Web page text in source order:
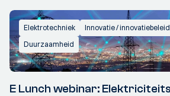
Elektrotechniek
Innovatie / innovatiebeleid
Duurzaamheid
E Lunch webinar: